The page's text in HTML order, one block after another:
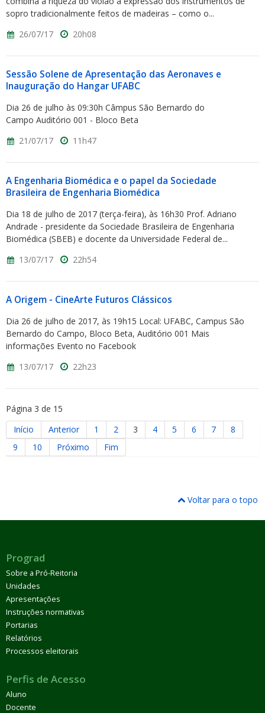
sopro tradicionalmente feitos de madeiras – como o...
26/07/17
20h08
Sessão Solene de Apresentação das Aeronaves e
Inauguração do Hangar UFABC
Dia 26 de julho às 09:30h Câmpus São Bernardo do
Campo Auditório 001 - Bloco Beta
21/07/17
11h47
A Engenharia Biomédica e o papel da Sociedade
Brasileira de Engenharia Biomédica
Dia 18 de julho de 2017 (terça-feira), às 16h30 Prof. Adriano
Andrade - presidente da Sociedade Brasileira de Engenharia
Biomédica (SBEB) e docente da Universidade Federal de...
13/07/17
22h54
A Origem - CineArte Futuros Clássicos
Dia 26 de julho de 2017, às 19h15 Local: UFABC, Campus São
Bernardo do Campo, Bloco Beta, Auditório 001 Mais
informações Evento no Facebook
13/07/17
22h23
Página 3 de 15
Início
Anterior 1 2 3 4 5 6 7
8
9
10 Próximo Fim
Voltar para o topo
Prograd
Sobre a Pró-Reitoria
Unidades
Apresentações
Instruções normativas
Portarias
Relatórios
Processos eleitorais
Perfis de Acesso
Aluno
Docente